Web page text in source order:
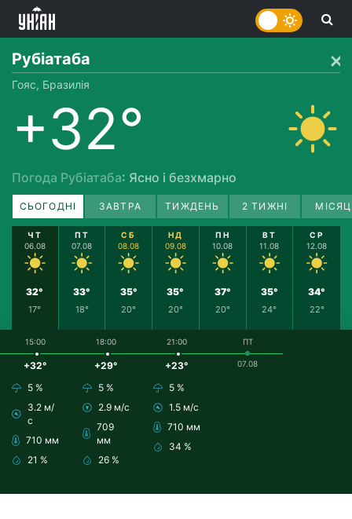
Рубіатаба
Гояс, Бразилія
+32°
Погода Рубіатаба: Ясно і безхмарно
СЬОГОДНІ ЗАВТРА ТИЖДЕНЬ 2 ТИЖНІ
ЧТ
06.08
32°
17°
ПТ
07.08
33°
18°
СБ
08.08
35°
20°
НД
09.08
35°
20°
ПН
10.08
37°
20°
ВТ
11.08
35°
24°
СР
12.08
34°
22°
15:00
+32°
5 %
3.2 м/
с
710 мм
21 %
18:00
+29°
5 %
2.9 м/с
709
мм
26 %
21:00
+23°
5 %
1.5 м/с
710 мм
34 %
ПТ
07.08